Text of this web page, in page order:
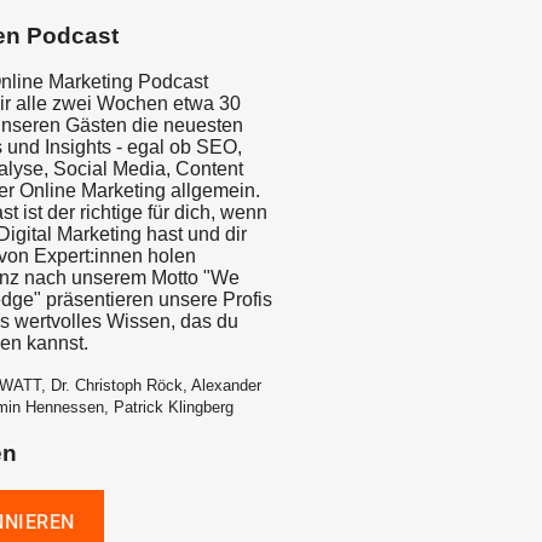
Podcast
Marketing Podcast
alle zwei Wochen etwa 30
Gästen die neuesten
und Insights - egal ob SEO,
Social Media, Content
Online Marketing allgemein.
ist der richtige für dich, wenn
Marketing hast und dir
Expert:innen holen
nach unserem Motto "We
präsentieren unsere Profis
wertvolles Wissen, das du
kannst.
Dr. Christoph Röck, Alexander
Hennessen, Patrick Klingberg